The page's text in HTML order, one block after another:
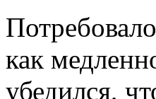
как
убедился,